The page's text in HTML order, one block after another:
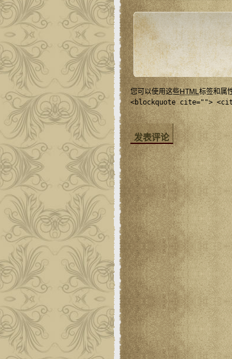
您可以使用这些HTML标签和属
<blockquote cite="">